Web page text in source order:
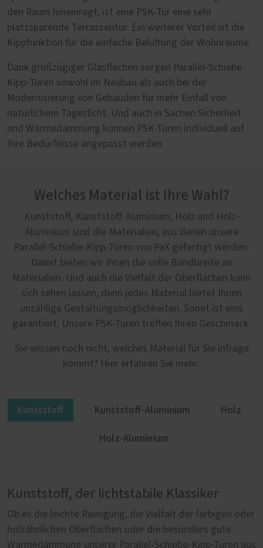
den Raum hineinragt, ist eine PSK-Tür eine sehr
platzsparende Terrassentür. Ein weiterer Vorteil ist die
Kippfunktion für die einfache Belüftung der Wohnräume.
Dank großzügiger Glasflächen sorgen Parallel-Schiebe-
Kipp-Türen sowohl im Neubau als auch bei der
Modernisierung von Gebäuden für mehr Einfall von
natürlichem Tageslicht. Und auch in Sachen Sicherheit
und Wärmedämmung können PSK-Türen individuell auf
Ihre Bedürfnisse angepasst werden.
Welches Material ist Ihre Wahl?
Kunststoff, Kunststoff-Aluminium, Holz und Holz-
Aluminium sind die Materialien, aus denen unsere
Parallel-Schiebe-Kipp-Türen von PaX gefertigt werden.
Damit bieten wir Ihnen die volle Bandbreite an
Materialien. Und auch die Vielfalt der Oberflächen kann
sich sehen lassen, denn jedes Material bietet Ihnen
unzählige Gestaltungsmöglichkeiten. Somit ist eins
garantiert: Unsere PSK-Türen treffen Ihren Geschmack.
Sie wissen noch nicht, welches Material für Sie infrage
kommt? Hier erfahren Sie mehr:
Kunststoff Kunststoff-Aluminium
Holz
Holz-Aluminium
Kunststoff, der lichtstabile Klassiker
Ob es die leichte Reinigung, die Vielfalt der farbigen oder
holzähnlichen Oberflächen oder die besonders gute
Wärmedämmung unserer Parallel-Schiebe-Kipp-Türen aus
Mehr Gestaltungsfreiheit mit Kunststoff-
Aluminium
Wie lässt sich sicherstellen, dass Parallel-Schiebe-Kipp-
Natürlich Holz
Parallel-Schiebe-Kipp-Türen aus Holz sind in jeder
Hinsicht etwas Besonderes. Es beginnt mit Ihrer
Entscheidung für eine unserer fünf Holzsorten: Kiefer,
Holz-Aluminium: Außen robust, innen
behaglich
Um etwas Gutes noch besser zu machen, braucht es